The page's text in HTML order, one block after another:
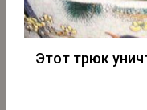
Этот трюк